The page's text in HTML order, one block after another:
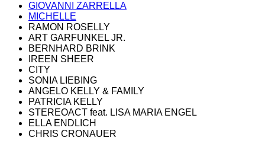
GIOVANNI ZARRELLA
MICHELLE
RAMON ROSELLY
ART GARFUNKEL JR.
BERNHARD BRINK
IREEN SHEER
CITY
SONIA LIEBING
ANGELO KELLY & FAMILY
PATRICIA KELLY
STEREOACT feat. LISA MARIA ENGEL
ELLA ENDLICH
CHRIS CRONAUER